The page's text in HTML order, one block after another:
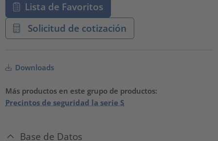
Lista de Favoritos
Solicitud de cotización
Downloads
Más productos en este grupo de productos:
Precintos de seguridad la serie S
Base de Datos